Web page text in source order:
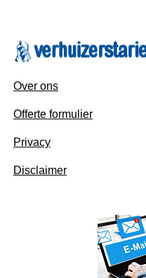
Over ons
Offerte formulier
Privacy
Disclaimer